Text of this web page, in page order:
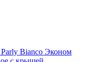
Bianco Эконом